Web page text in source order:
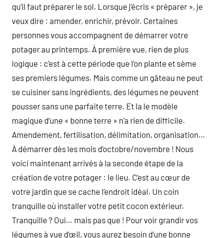
qu’il faut préparer le sol. Lorsque j’écris « préparer », je
veux dire : amender, enrichir, prévoir. Certaines
personnes vous accompagnent de démarrer votre
potager au printemps. À première vue, rien de plus
logique : c’est à cette période que l’on plante et sème
ses premiers légumes. Mais comme un gâteau ne peut
se cuisiner sans ingrédients, des légumes ne peuvent
pousser sans une parfaite terre. Et la le modèle
magique d’une « bonne terre » n’a rien de difficile.
Amendement, fertilisation, délimitation, organisation…
À démarrer dès les mois d’octobre/novembre ! Nous
voici maintenant arrivés à la seconde étape de la
création de votre potager : le lieu. C’est au cœur de
votre jardin que se cache l’endroit idéal. Un coin
tranquille où installer votre petit cocon extérieur.
Tranquille ? Oui… mais pas que ! Pour voir grandir vos
légumes à vue d’œil, vous aurez besoin d’une bonne